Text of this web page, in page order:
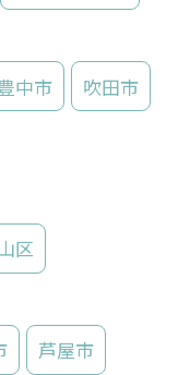
中市 吹田市
区
芦屋市